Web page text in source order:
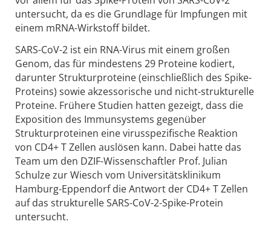
untersucht, da es die Grundlage für Impfungen mit
einem mRNA-Wirkstoff bildet.
SARS-CoV-2 ist ein RNA-Virus mit einem großen
Genom, das für mindestens 29 Proteine kodiert,
darunter Strukturproteine (einschließlich des Spike-
Proteins) sowie akzessorische und nicht-strukturelle
Proteine. Frühere Studien hatten gezeigt, dass die
Exposition des Immunsystems gegenüber
Strukturproteinen eine virusspezifische Reaktion
von CD4+ T Zellen auslösen kann. Dabei hatte das
Team um den DZIF-Wissenschaftler Prof. Julian
Schulze zur Wiesch vom Universitätsklinikum
Hamburg-Eppendorf die Antwort der CD4+ T Zellen
auf das strukturelle SARS-CoV-2-Spike-Protein
untersucht.